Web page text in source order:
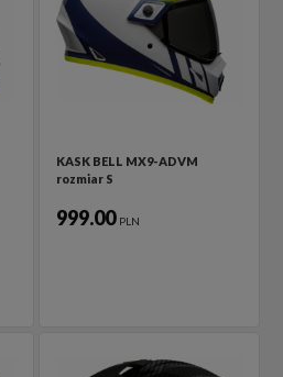
KASK BELL MX9-ADVM
rozmiar S
999.00 PLN